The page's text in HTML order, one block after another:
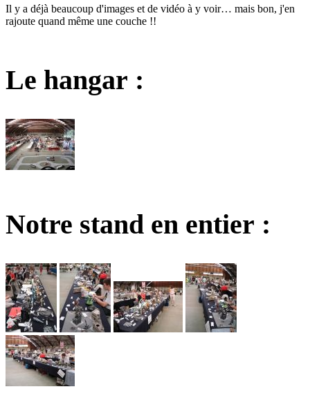
Il y a déjà beaucoup d'images et de vidéo à y voir… mais bon, j'en
rajoute quand même une couche !!
Le hangar :
Notre stand en entier :